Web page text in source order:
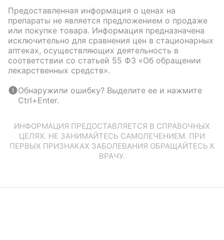
Предоставленная информация о ценах на
препараты не является предложением о продаже
или покупке товара. Информация предназначена
исключительно для сравнения цен в стационарных
аптеках, осуществляющих деятельность в
соответствии со статьей 55 ФЗ «Об обращении
лекарственных средств».
Обнаружили ошибку? Выделите ее и нажмите
Ctrl+Enter.
ИНФОРМАЦИЯ ПРЕДОСТАВЛЯЕТСЯ В СПРАВОЧНЫХ
ЦЕЛЯХ. НЕ ЗАНИМАЙТЕСЬ САМОЛЕЧЕНИЕМ. ПРИ
ПЕРВЫХ ПРИЗНАКАХ ЗАБОЛЕВАНИЯ ОБРАЩАЙТЕСЬ К
ВРАЧУ.